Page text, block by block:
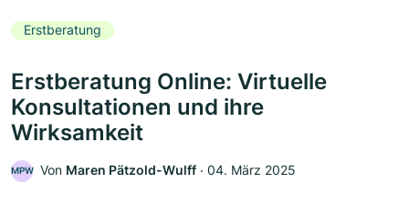
Erstberatung
Erstberatung Online: Virtuelle
Konsultationen und ihre
Wirksamkeit
MPW Von Maren Pätzold-Wulff ‧ 04. März 2025